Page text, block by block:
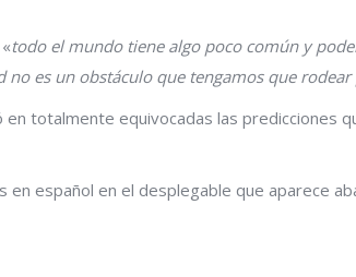
todo el mundo tiene algo poco común y
no es un obstáculo que tengamos que
totalmente equivocadas las predicciones
español en el desplegable que aparece